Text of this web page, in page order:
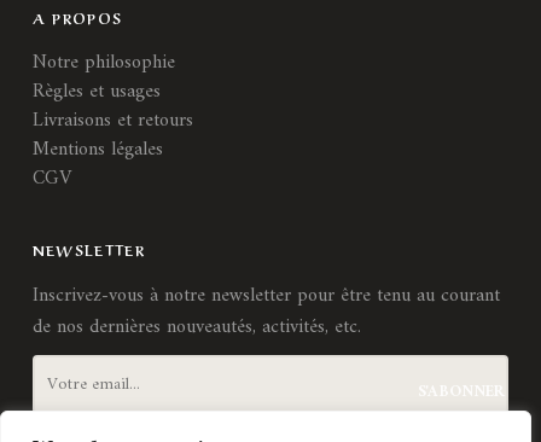
A PROPOS
Notre philosophie
Règles et usages
Livraisons et retours
Mentions légales
CGV
NEWSLETTER
Inscrivez-vous à notre newsletter pour être tenu au courant
de nos dernières nouveautés, activités, etc.